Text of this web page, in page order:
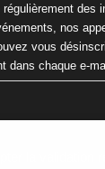
des
nos
vous
dans chaque e-
la validation